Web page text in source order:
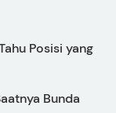
Posisi yang
Bunda